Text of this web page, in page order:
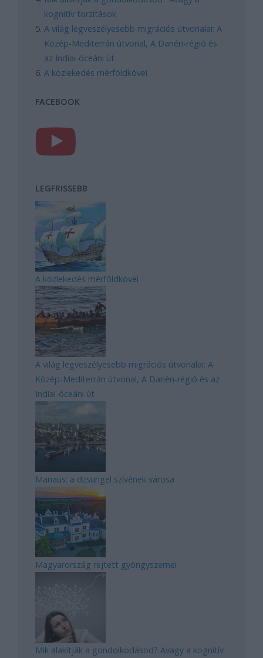
kognitív torzítások
A világ legveszélyesebb migrációs útvonalai: A
Közép-Mediterrán útvonal, A Darién-régió és
az Indiai-óceáni út
A közlekedés mérföldkövei
FACEBOOK
LEGFRISSEBB
A közlekedés mérföldkövei
A világ legveszélyesebb migrációs útvonalai: A
Közép-Mediterrán útvonal, A Darién-régió és az
Indiai-óceáni út
Manaus: a dzsungel szívének városa
Magyarország rejtett gyöngyszemei
Mik alakítják a gondolkodásod? Avagy a kognitív